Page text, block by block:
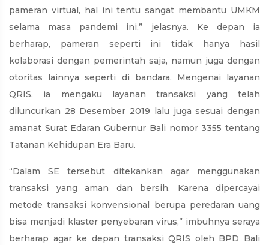
pameran virtual, hal ini tentu sangat membantu UMKM
selama masa pandemi ini,” jelasnya. Ke depan ia
berharap, pameran seperti ini tidak hanya hasil
kolaborasi dengan pemerintah saja, namun juga dengan
otoritas lainnya seperti di bandara. Mengenai layanan
QRIS, ia mengaku layanan transaksi yang telah
diluncurkan 28 Desember 2019 lalu juga sesuai dengan
amanat Surat Edaran Gubernur Bali nomor 3355 tentang
Tatanan Kehidupan Era Baru.
“Dalam SE tersebut ditekankan agar menggunakan
transaksi yang aman dan bersih. Karena dipercayai
metode transaksi konvensional berupa peredaran uang
bisa menjadi klaster penyebaran virus,” imbuhnya seraya
berharap agar ke depan transaksi QRIS oleh BPD Bali